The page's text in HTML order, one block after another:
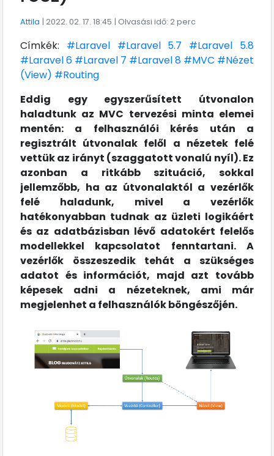
Attila | 2022. 02. 17. 18:45 | Olvasási idő: 2 perc
Címkék: #Laravel #Laravel 5.7
#Laravel 5.8
#Laravel 6 #Laravel 7 #Laravel 8 #MVC #Nézet
(View) #Routing
Eddig egy egyszerűsített útvonalon
haladtunk az MVC tervezési minta elemei
mentén: a felhasználói kérés után a
regisztrált útvonalak felől a nézetek felé
vettük az irányt (szaggatott vonalú nyíl). Ez
azonban a ritkább szituáció, sokkal
jellemzőbb, ha az útvonalaktól a vezérlők
felé haladunk, mivel a vezérlők
hatékonyabban tudnak az üzleti logikáért
és az adatbázisban lévő adatokért felelős
modellekkel kapcsolatot fenntartani. A
vezérlők összeszedik tehát a szükséges
adatot és információt, majd azt tovább
képesek adni a nézeteknek, ami már
megjelenhet a felhasználók böngészőjén.